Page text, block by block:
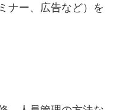
ナー、広告など）を